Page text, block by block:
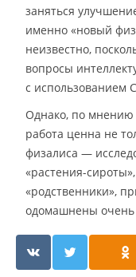
заняться
именно «новый
неизвестно,
вопросы
с использованием
Однако, по мнению
работа ценна не
физалиса —
«растения-
«родственники»,
одомашнены очень